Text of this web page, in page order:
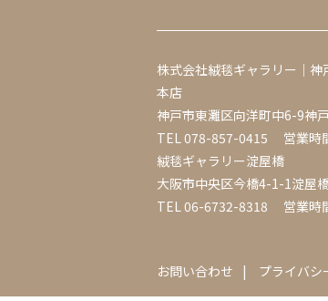
株式会社絨毯ギャラリー｜神
本店
神戸市東灘区向洋町中6-9神
TEL078-857-0415 営業時
絨毯ギャラリー淀屋橋
大阪市中央区今橋4-1-1淀屋
TEL06-6732-8318 営業時
お問い合わせ プライバシ